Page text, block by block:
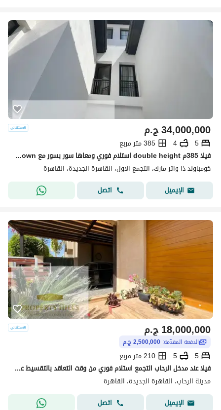
ج.م34,000,000
5
4
385 متر مربع
فيلا 385م double height استلام فوري ومعاها سور بسور مع sodic eastown
كومباوند ذا واتر مارك، التجمع الاول، القاهرة الجديدة، القاهرة
الإيميل
اتصل
ج.م18,000,000
الدفعة المقدّمة: 2,500,000 ج.م
5
5
210 متر مربع
فيلا عند مدخل الرحاب التجمع استلام فوري من وقت التعاقد بالتقسيط علي ١٠ سنين
مدينة الرحاب، القاهرة الجديدة، القاهرة
الإيميل
اتصل